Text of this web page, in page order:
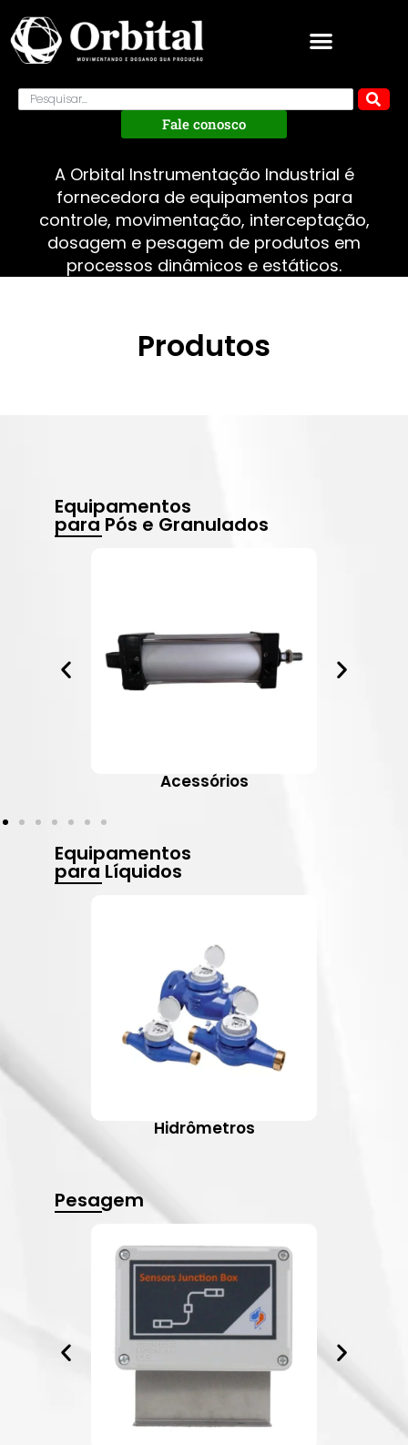
Fale conosco
A Orbital Instrumentação Industrial é
fornecedora de equipamentos para
controle, movimentação, interceptação,
dosagem e pesagem de produtos em
processos dinâmicos e estáticos.
Produtos
Equipamentos
para Pós e Granulados
Acessórios
Equipamentos
para Líquidos
Hidrômetros
Pesagem